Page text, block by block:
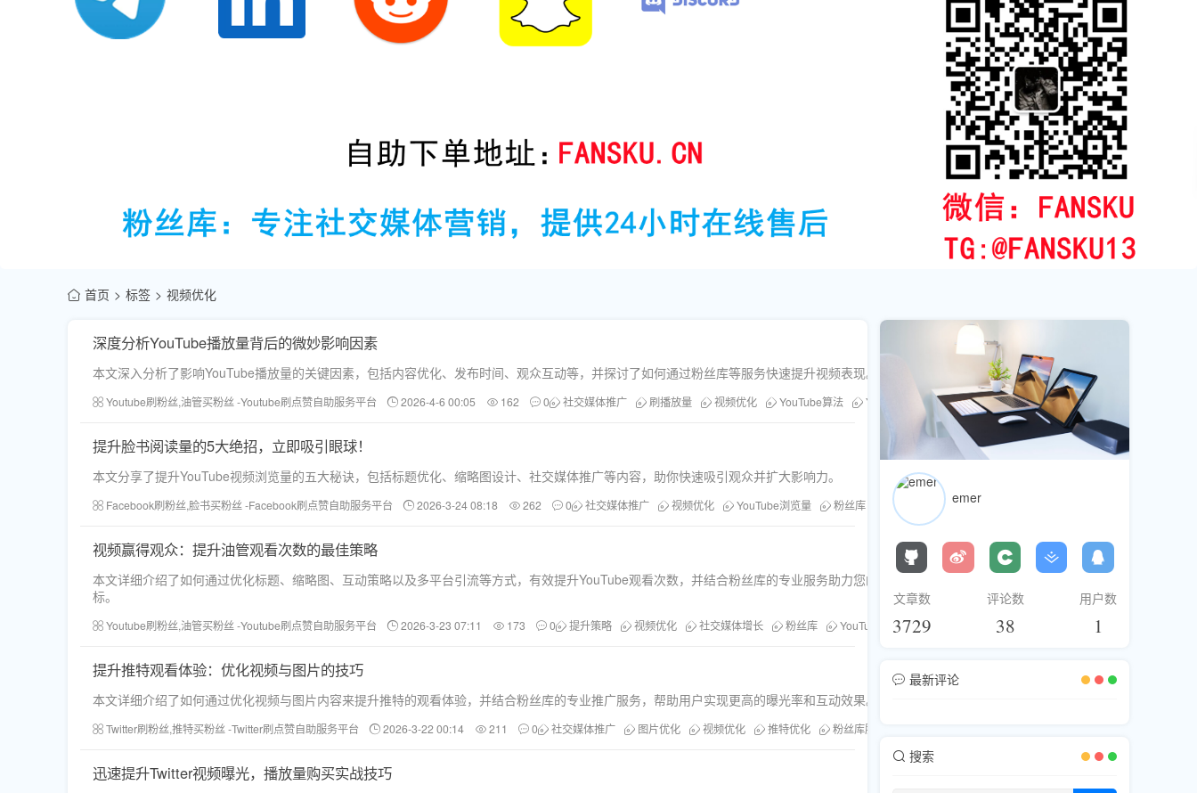
首页 标签 视频优化
深度分析YouTube播放量背后的微妙影响因素
本文深入分析了影响YouTube播放量的关键因素，包括内容优化、发布时间、观众互动等，并探讨了如何通过粉丝库等服务快速提升视频表现。
Youtube刷粉丝,油管买粉丝 -Youtube刷点赞自助服务平台 2026-4-6 00:05 162 0 社交媒体推广 刷播放量 视频优化 YouTube算法 YouTube播放量 粉丝库
提升脸书阅读量的5大绝招，立即吸引眼球！
本文分享了提升YouTube视频浏览量的五大秘诀，包括标题优化、缩略图设计、社交媒体推广等内容，助你快速吸引观众并扩大影响力。
Facebook刷粉丝,脸书买粉丝 -Facebook刷点赞自助服务平台 2026-3-24 08:18 262 0 社交媒体推广 视频优化 YouTube浏览量 粉丝库 缩略图设计
视频赢得观众：提升油管观看次数的最佳策略
本文详细介绍了如何通过优化标题、缩略图、互动策略以及多平台引流等方式，有效提升YouTube观看次数，并结合粉丝库的专业服务助力您的增长目
标。
Youtube刷粉丝,油管买粉丝 -Youtube刷点赞自助服务平台 2026-3-23 07:11 173 0 提升策略 视频优化 社交媒体增长 粉丝库 YouTube观看次数
提升推特观看体验：优化视频与图片的技巧
本文详细介绍了如何通过优化视频与图片内容来提升推特的观看体验，并结合粉丝库的专业推广服务，帮助用户实现更高的曝光率和互动效果。
Twitter刷粉丝,推特买粉丝 -Twitter刷点赞自助服务平台 2026-3-22 00:14 211 0 社交媒体推广 图片优化 视频优化 推特优化 粉丝库服务
迅速提升Twitter视频曝光，播放量购买实战技巧
emer
文章数
3729
评论数
38
用户数
1
最新评论
搜索